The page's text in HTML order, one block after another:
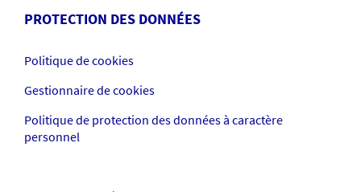
PROTECTION DES DONNÉES
Politique de cookies
Gestionnaire de cookies
Politique de protection des données à caractère
personnel